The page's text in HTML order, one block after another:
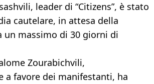
leader di “Citizens”, è stato
cautelare, in attesa della
un massimo di 30 giorni di
Zourabichvili,
a favore dei manifestanti, ha